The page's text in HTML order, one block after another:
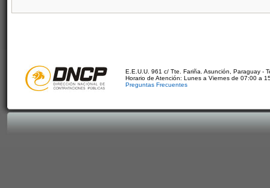
E.E.U.U. 961 c/ Tte. Fariña. Asunción, Paraguay -
Horario de Atención: Lunes a Viernes de 07:00 a
Preguntas Frecuentes